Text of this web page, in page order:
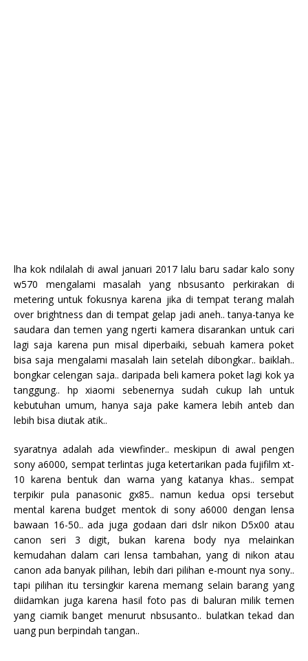
lha kok ndilalah di awal januari 2017 lalu baru sadar kalo sony
w570 mengalami masalah yang nbsusanto perkirakan di
metering untuk fokusnya karena jika di tempat terang malah
over brightness dan di tempat gelap jadi aneh.. tanya-tanya ke
saudara dan temen yang ngerti kamera disarankan untuk cari
lagi saja karena pun misal diperbaiki, sebuah kamera poket
bisa saja mengalami masalah lain setelah dibongkar.. baiklah..
bongkar celengan saja.. daripada beli kamera poket lagi kok ya
tanggung.. hp xiaomi sebenernya sudah cukup lah untuk
kebutuhan umum, hanya saja pake kamera lebih anteb dan
lebih bisa diutak atik..
syaratnya adalah ada viewfinder.. meskipun di awal pengen
sony a6000, sempat terlintas juga ketertarikan pada fujifilm xt-
10 karena bentuk dan warna yang katanya khas.. sempat
terpikir pula panasonic gx85.. namun kedua opsi tersebut
mental karena budget mentok di sony a6000 dengan lensa
bawaan 16-50.. ada juga godaan dari dslr nikon D5x00 atau
canon seri 3 digit, bukan karena body nya melainkan
kemudahan dalam cari lensa tambahan, yang di nikon atau
canon ada banyak pilihan, lebih dari pilihan e-mount nya sony..
tapi pilihan itu tersingkir karena memang selain barang yang
diidamkan juga karena hasil foto pas di baluran milik temen
yang ciamik banget menurut nbsusanto.. bulatkan tekad dan
uang pun berpindah tangan..